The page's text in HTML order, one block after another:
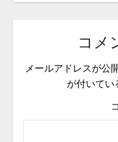
コメ
メールアドレスが公
が付いてい